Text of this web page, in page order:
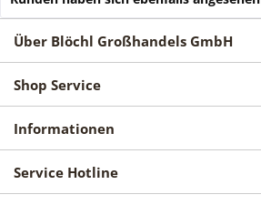
Über Blöchl Großhandels GmbH
Shop Service
Informationen
Service Hotline